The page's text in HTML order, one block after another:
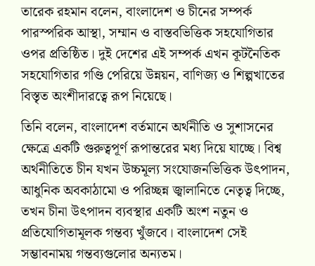
তারেক রহমান বলেন, বাংলাদেশ ও চীনের সম্পর্ক
পারস্পরিক আস্থা, সম্মান ও বাস্তবভিত্তিক সহযোগিতার
ওপর প্রতিষ্ঠিত। দুই দেশের এই সম্পর্ক এখন কূটনৈতিক
সহযোগিতার গণ্ডি পেরিয়ে উন্নয়ন, বাণিজ্য ও শিল্পখাতের
বিস্তৃত অংশীদারত্বে রূপ নিয়েছে।
তিনি বলেন, বাংলাদেশ বর্তমানে অর্থনীতি ও সুশাসনের
ক্ষেত্রে একটি গুরুত্বপূর্ণ রূপান্তরের মধ্য দিয়ে যাচ্ছে। বিশ্ব
অর্থনীতিতে চীন যখন উচ্চমূল্য সংযোজনভিত্তিক উৎপাদন,
আধুনিক অবকাঠামো ও পরিচ্ছন্ন জ্বালানিতে নেতৃত্ব দিচ্ছে,
তখন চীনা উৎপাদন ব্যবস্থার একটি অংশ নতুন ও
প্রতিযোগিতামূলক গন্তব্য খুঁজবে। বাংলাদেশ সেই
সম্ভাবনাময় গন্তব্যগুলোর অন্যতম।